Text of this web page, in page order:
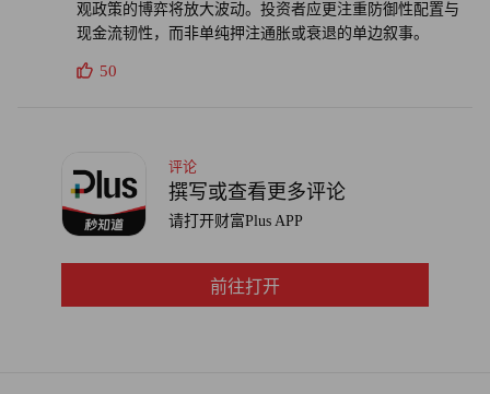
观政策的博弈将放大波动。投资者应更注重防御性配置与
现金流韧性，而非单纯押注通胀或衰退的单边叙事。
50
评论
撰写或查看更多评论
请打开财富Plus APP
前往打开